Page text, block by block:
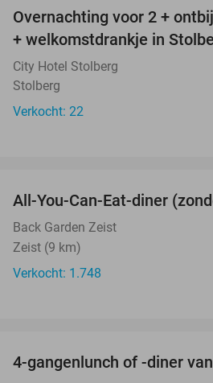
Overnachting voor 2 +
+ welkomstdrankje in
City Hotel Stolberg
Stolberg
Verkocht: 22
All-You-Can-Eat-diner
Back Garden Zeist
Zeist (9 km)
Verkocht: 1.748
4-gangenlunch of -diner